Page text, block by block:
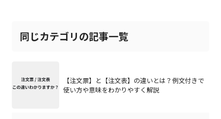
同じカテゴリの記事一覧
【注文票】と【注文表】の違いとは？例文付きで
使い方や意味をわかりやすく解説